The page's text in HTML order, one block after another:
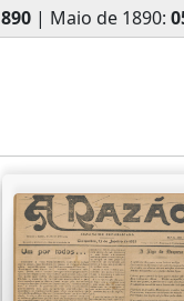
| Maio de 1890: